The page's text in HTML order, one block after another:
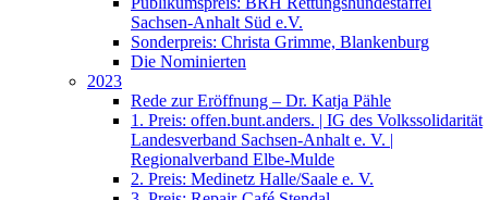
Sachsen-Anhalt Süd e.V.
Sonderpreis: Christa Grimme, Blankenburg
Die Nominierten
2023
Rede zur Eröffnung – Dr. Katja Pähle
1. Preis: offen.bunt.anders. | IG des Volkssolidarität
Landesverband Sachsen-Anhalt e. V. |
Regionalverband Elbe-Mulde
2. Preis: Medinetz Halle/Saale e. V.